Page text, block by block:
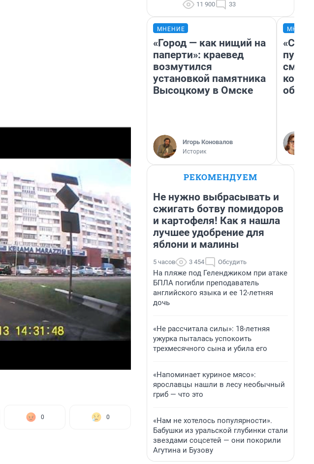
0 0
11 900 33
МНЕНИЕ
«Город — как нищий на
паперти»: краевед
возмутился
установкой памятника
Высоцкому в Омске
Игорь Коновалов
Историк
РЕКОМЕНДУЕМ
Не нужно выбрасывать и
сжигать ботву помидоров
и картофеля! Как я нашла
лучшее удобрение для
яблони и малины
5 часов 3 454 Обсудить
На пляже под Геленджиком при атаке
БПЛА погибли преподаватель
английского языка и ее 12-летняя
дочь
«Не рассчитала силы»: 18-летняя
ужурка пыталась успокоить
трехмесячного сына и убила его
«Напоминает куриное мясо»:
ярославцы нашли в лесу необычный
гриб — что это
«Нам не хотелось популярности».
Бабушки из уральской глубинки стали
звездами соцсетей — они покорили
Агутина и Бузову